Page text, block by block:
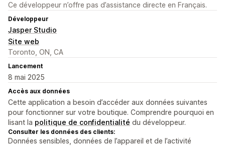
Ce développeur n’offre pas d’assistance directe en Français.
Développeur
Jasper Studio
Site web
Toronto, ON, CA
Lancement
8 mai 2025
Accès aux données
Cette application a besoin d’accéder aux données suivantes
pour fonctionner sur votre boutique. Comprendre pourquoi en
lisant la politique de confidentialité du développeur.
Consulter les données des clients:
Données sensibles, données de l’appareil et de l’activité